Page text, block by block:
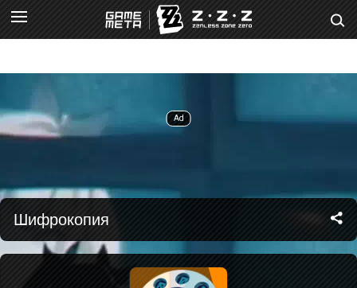
Шифрокопия